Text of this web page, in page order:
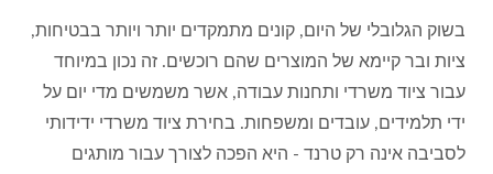
בשוק הגלובלי של היום, קונים מתמקדים יותר ויותר בבטיחות,
ציות ובר קיימא של המוצרים שהם רוכשים. זה נכון במיוחד
עבור ציוד משרדי ותחנות עבודה, אשר משמשים מדי יום על
ידי תלמידים, עובדים ומשפחות. בחירת ציוד משרדי ידידותי
לסביבה אינה רק טרנד - היא הפכה לצורך עבור מותגים